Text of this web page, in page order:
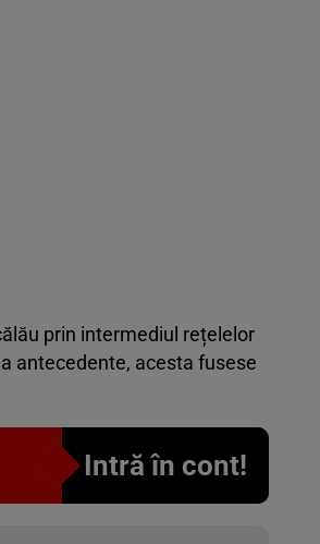
prin intermediul rețelelor
antecedente, acesta fusese
Intră în cont!